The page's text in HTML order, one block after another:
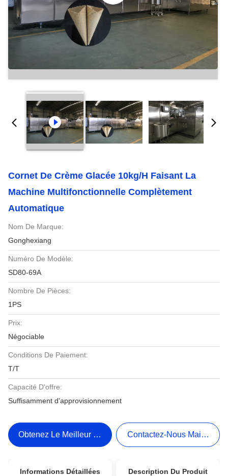
Cornet De Crème Glacée 10kg/H Faisant La
Machine Multifonctionnelle Complètement
Automatique
Nom De Marque:
Gonghexiang
Numéro De Modèle:
SD80-69A
Nombre De Pièces:
1PS
Prix:
Négociable
Conditions De Paiement:
T/T
Capacité D'offre:
Suffisamment d'approvisionnement
Obtenez Le Meilleur Prix Contactez-Nous Maintenant
Informations Détaillées Description Du Produit